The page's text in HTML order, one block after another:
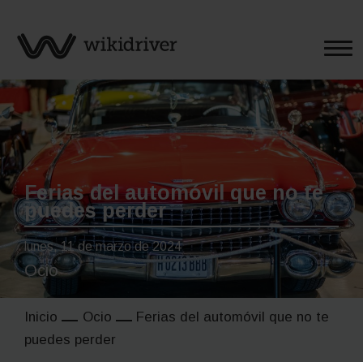
Ferias del automóvil que no te
puedes perder
lunes, 11 de marzo de 2024
Ocio
Inicio Ocio
Ferias del automóvil que no te
puedes perder